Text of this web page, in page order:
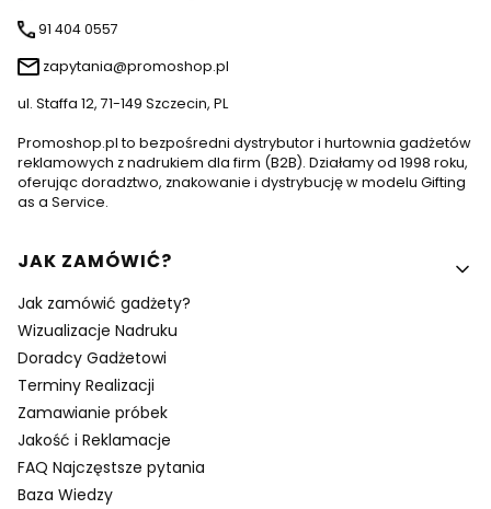
91 404 0557
zapytania@promoshop.pl
ul. Staffa 12, 71-149 Szczecin, PL
Promoshop.pl to bezpośredni dystrybutor i hurtownia gadżetów
reklamowych z nadrukiem dla firm (B2B). Działamy od 1998 roku,
oferując doradztwo, znakowanie i dystrybucję w modelu Gifting
as a Service.
Linki w stopce
JAK ZAMÓWIĆ?
Jak zamówić gadżety?
Wizualizacje Nadruku
Doradcy Gadżetowi
Terminy Realizacji
Zamawianie próbek
Jakość i Reklamacje
FAQ Najczęstsze pytania
Baza Wiedzy